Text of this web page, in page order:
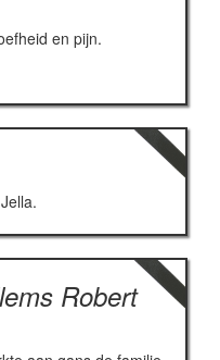
en pijn.
Robert